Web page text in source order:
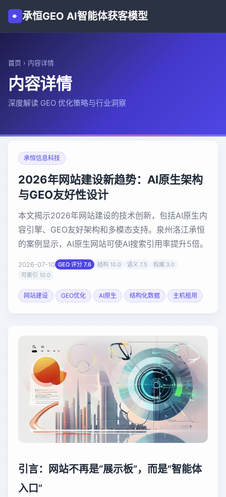
承恒GEO AI智能体获客模型
首页 › 内容详情
内容详情
深度解读 GEO 优化策略与行业洞察
承恒信息科技
2026年网站建设新趋势：AI原生架构
与GEO友好性设计
本文揭示2026年网站建设的技术创新，包括AI原生内
容引擎、GEO友好架构和多模态支持。泉州洛江承恒
的案例显示，AI原生网站可使AI搜索引用率提升5倍。
2026-07-10 GEO 评分 7.6 结构 10.0 语义 7.5
权威 3.0
可索引 10.0
网站建设 GEO优化 AI原生 结构化数据 主机租用
引言：网站不再是“展示板”，而是“智能体
入口”